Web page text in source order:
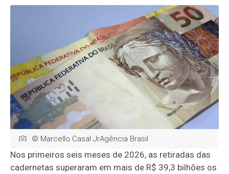
© Marcello Casal JrAgência Brasil
Nos primeiros seis meses de 2026, as retiradas das
cadernetas superaram em mais de R$ 39,3 bilhões os